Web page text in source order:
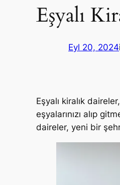
Eşyalı
Eyl 20, 2024
Eşyalı kiralık
eşyalarınızı alıp
daireler, yeni bir